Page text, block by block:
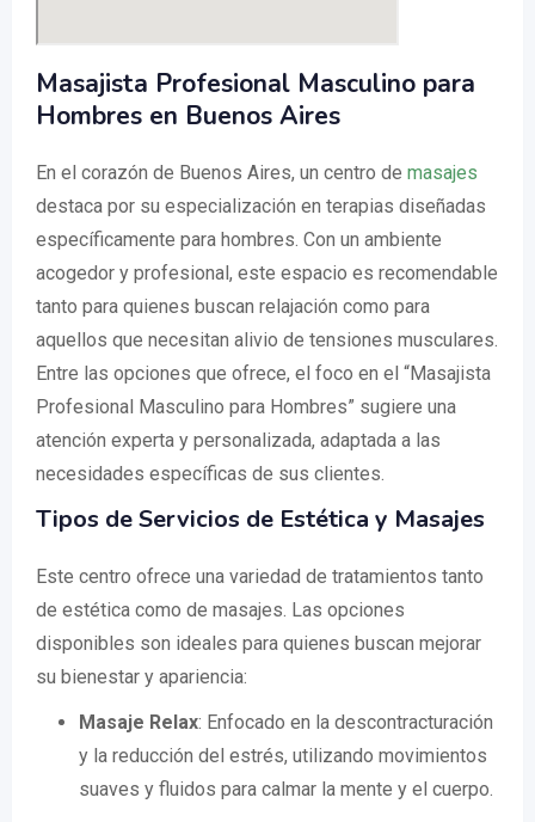
Masajista Profesional Masculino para
Hombres en Buenos Aires
En el corazón de Buenos Aires, un centro de masajes
destaca por su especialización en terapias diseñadas
específicamente para hombres. Con un ambiente
acogedor y profesional, este espacio es recomendable
tanto para quienes buscan relajación como para
aquellos que necesitan alivio de tensiones musculares.
Entre las opciones que ofrece, el foco en el “Masajista
Profesional Masculino para Hombres” sugiere una
atención experta y personalizada, adaptada a las
necesidades específicas de sus clientes.
Tipos de Servicios de Estética y Masajes
Este centro ofrece una variedad de tratamientos tanto
de estética como de masajes. Las opciones
disponibles son ideales para quienes buscan mejorar
su bienestar y apariencia:
Masaje Relax: Enfocado en la descontracturación
y la reducción del estrés, utilizando movimientos
suaves y fluidos para calmar la mente y el cuerpo.